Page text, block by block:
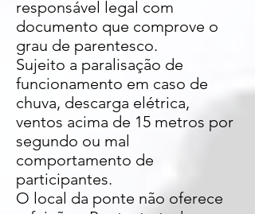
responsável legal com
documento que comprove o
grau de parentesco.
Sujeito a paralisação de
funcionamento em caso de
chuva, descarga elétrica,
ventos acima de 15 metros por
segundo ou mal
comportamento de
participantes.
O local da ponte não oferece